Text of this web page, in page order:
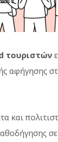
τουριστών
αφήγησης
και